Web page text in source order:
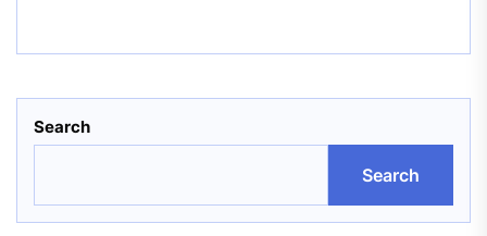
Search
Search